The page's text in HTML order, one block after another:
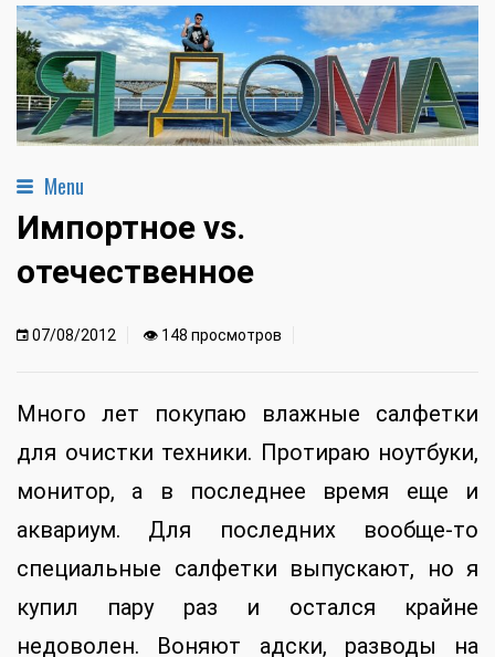
Menu
Импортное vs.
отечественное
07/08/2012 👁 148 просмотров
Много лет покупаю влажные салфетки
для очистки техники. Протираю ноутбуки,
монитор, а в последнее время еще и
аквариум. Для последних вообще-то
специальные салфетки выпускают, но я
купил пару раз и остался крайне
недоволен. Воняют адски, разводы на